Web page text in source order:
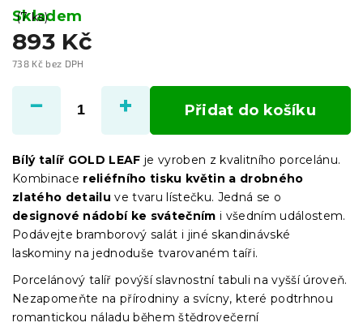
893 Kč
738 Kč bez DPH
cena:
Skladem
(7 ks)
Přidat do košíku
Bílý talíř GOLD LEAF je vyroben z kvalitního porcelánu.
Kombinace reliéfního tisku květin a drobného
zlatého detailu ve tvaru lístečku. Jedná se o
designové nádobí ke svátečním i všedním událostem.
Podávejte bramborový salát i jiné skandinávské
laskominy na jednoduše tvarovaném taíři.
Porcelánový talíř povýší slavnostní tabuli na vyšší úroveň.
Nezapomeňte na přírodniny a svícny, které podtrhnou
romantickou náladu během štědrovečerní